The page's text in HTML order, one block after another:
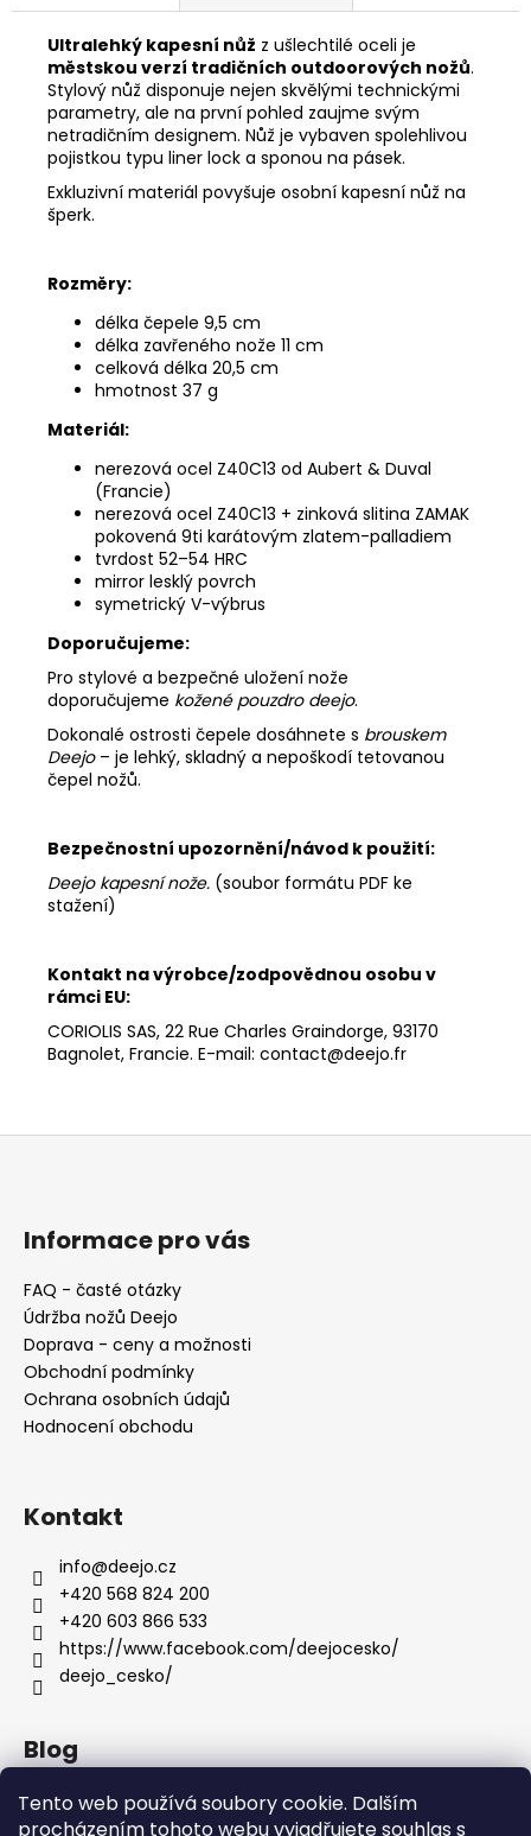
Tento web používá soubory cookie. Dalším
procházením tohoto webu vyjadřujete souhlas s
Ultralehký kapesní nůž z ušlechtilé oceli je
městskou verzí tradičních outdoorových nožů.
Stylový nůž disponuje nejen skvělými technickými
parametry, ale na první pohled zaujme svým
netradičním designem. Nůž je vybaven spolehlivou
pojistkou typu liner lock a sponou na pásek.
Exkluzivní materiál povyšuje osobní kapesní nůž na
šperk.
Rozměry:
délka čepele 9,5 cm
délka zavřeného nože 11 cm
celková délka 20,5 cm
hmotnost 37 g
Materiál:
nerezová ocel Z40C13 od Aubert & Duval
(Francie)
nerezová ocel Z40C13 + zinková slitina ZAMAK
pokovená 9ti karátovým zlatem-palladiem
tvrdost 52–54 HRC
mirror lesklý povrch
symetrický V-výbrus
Doporučujeme:
Pro stylové a bezpečné uložení nože
doporučujeme kožené pouzdro deejo.
Dokonalé ostrosti čepele dosáhnete s brouskem
Deejo – je lehký, skladný a nepoškodí tetovanou
čepel nožů.
Bezpečnostní upozornění/návod k použití:
Deejo kapesní nože. (soubor formátu PDF ke
stažení)
Kontakt na výrobce/zodpovědnou osobu v
rámci EU:
CORIOLIS SAS, 22 Rue Charles Graindorge, 93170
Bagnolet, Francie. E-mail: contact@deejo.fr
Z
Informace pro vás
FAQ - časté otázky
Údržba nožů Deejo
Doprava - ceny a možnosti
Obchodní podmínky
Ochrana osobních údajů
Hodnocení obchodu
Kontakt
info@deejo.cz
+420 568 824 200
+420 603 866 533
https://www.facebook.com/deejocesko/
deejo_cesko/
Blog
Anatomie nožů Deejo